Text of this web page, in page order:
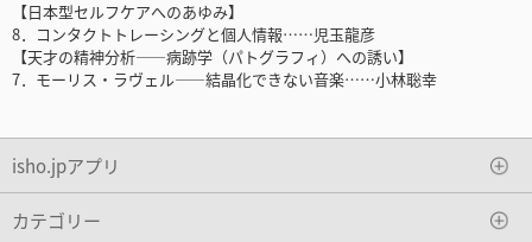
【日本型セルフケアへのあゆみ】
8．コンタクトトレーシングと個人情報……児玉龍彦
【天才の精神分析――病跡学（パトグラフィ）への誘い】
7．モーリス・ラヴェル――結晶化できない音楽……小林聡幸
isho.jpアプリ
カテゴリー